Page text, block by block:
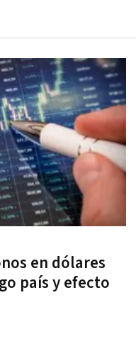
en dólares
país y efecto